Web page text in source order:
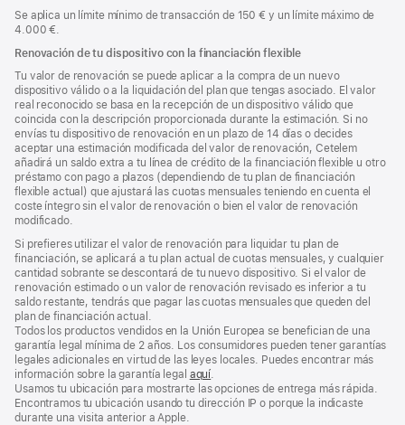
Se aplica un límite mínimo de transacción de 150 € y un límite máximo de
4.000 €.
Renovación de tu dispositivo con la financiación flexible
Tu valor de renovación se puede aplicar a la compra de un nuevo
dispositivo válido o a la liquidación del plan que tengas asociado. El valor
real reconocido se basa en la recepción de un dispositivo válido que
coincida con la descripción proporcionada durante la estimación. Si no
envías tu dispositivo de renovación en un plazo de 14 días o decides
aceptar una estimación modificada del valor de renovación, Cetelem
añadirá un saldo extra a tu línea de crédito de la financiación flexible u otro
préstamo con pago a plazos (dependiendo de tu plan de financiación
flexible actual) que ajustará las cuotas mensuales teniendo en cuenta el
coste íntegro sin el valor de renovación o bien el valor de renovación
modificado.
Si prefieres utilizar el valor de renovación para liquidar tu plan de
financiación, se aplicará a tu plan actual de cuotas mensuales, y cualquier
cantidad sobrante se descontará de tu nuevo dispositivo. Si el valor de
renovación estimado o un valor de renovación revisado es inferior a tu
saldo restante, tendrás que pagar las cuotas mensuales que queden del
plan de financiación actual.
Todos los productos vendidos en la Unión Europea se benefician de una
garantía legal mínima de 2 años. Los consumidores pueden tener garantías
legales adicionales en virtud de las leyes locales. Puedes encontrar más
información sobre la garantía legal aquí.
Usamos tu ubicación para mostrarte las opciones de entrega más rápida.
Encontramos tu ubicación usando tu dirección IP o porque la indicaste
durante una visita anterior a Apple.